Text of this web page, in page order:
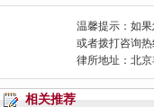
温馨提示：如
或者拨打咨询热
律所地址：北
相关推荐